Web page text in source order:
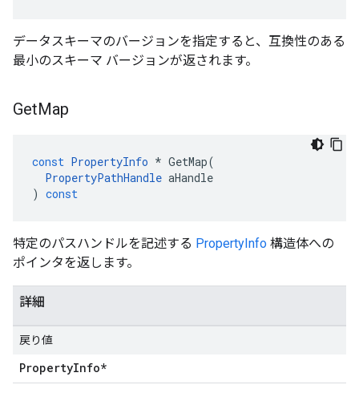
データスキーマのバージョンを指定すると、互換性のある
最小のスキーマ バージョンが返されます。
GetMap
const PropertyInfo * GetMap(
PropertyPathHandle aHandle
) const
特定のパスハンドルを記述する PropertyInfo 構造体への
ポインタを返します。
詳細
戻り値
PropertyInfo*